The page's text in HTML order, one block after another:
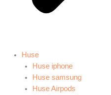
Huse
Huse iphone
Huse samsung
Huse Airpods